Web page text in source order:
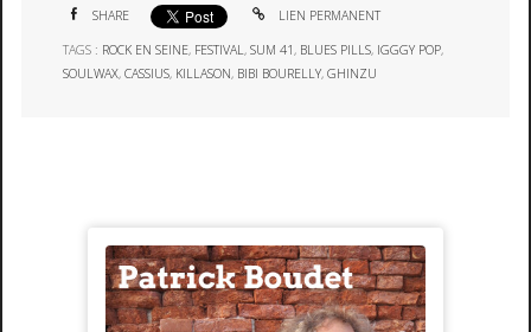
SHARE LIEN PERMANENT
TAGS : ROCK EN SEINE, FESTIVAL,SUM 41, BLUES PILLS, IGGGY POP,
SOULWAX,CASSIUS, KILLASON, BIBI BOURELLY,GHINZU